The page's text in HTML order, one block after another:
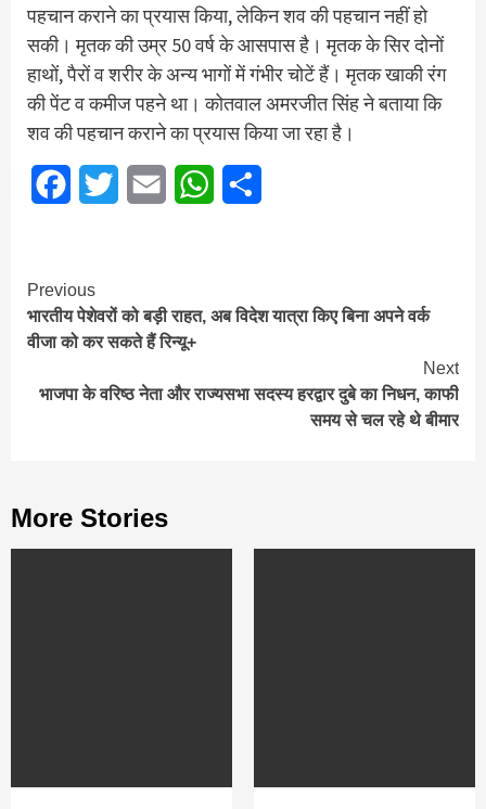
पहचान कराने का प्रयास किया, लेकिन शव की पहचान नहीं हो
सकी। मृतक की उम्र 50 वर्ष के आसपास है। मृतक के सिर दोनों
हाथों, पैरों व शरीर के अन्य भागों में गंभीर चोटें हैं। मृतक खाकी रंग
की पेंट व कमीज पहने था। कोतवाल अमरजीत सिंह ने बताया कि
शव की पहचान कराने का प्रयास किया जा रहा है।
FacebookTwitter Email WhatsApp
Continue
Reading
Previous
भारतीय पेशेवरों को बड़ी राहत, अब विदेश यात्रा किए बिना अपने वर्क
वीजा को कर सकते हैं रिन्यू+
Next
भाजपा के वरिष्ठ नेता और राज्यसभा सदस्य हरद्वार दुबे का निधन, काफी
समय से चल रहे थे बीमार
More Stories